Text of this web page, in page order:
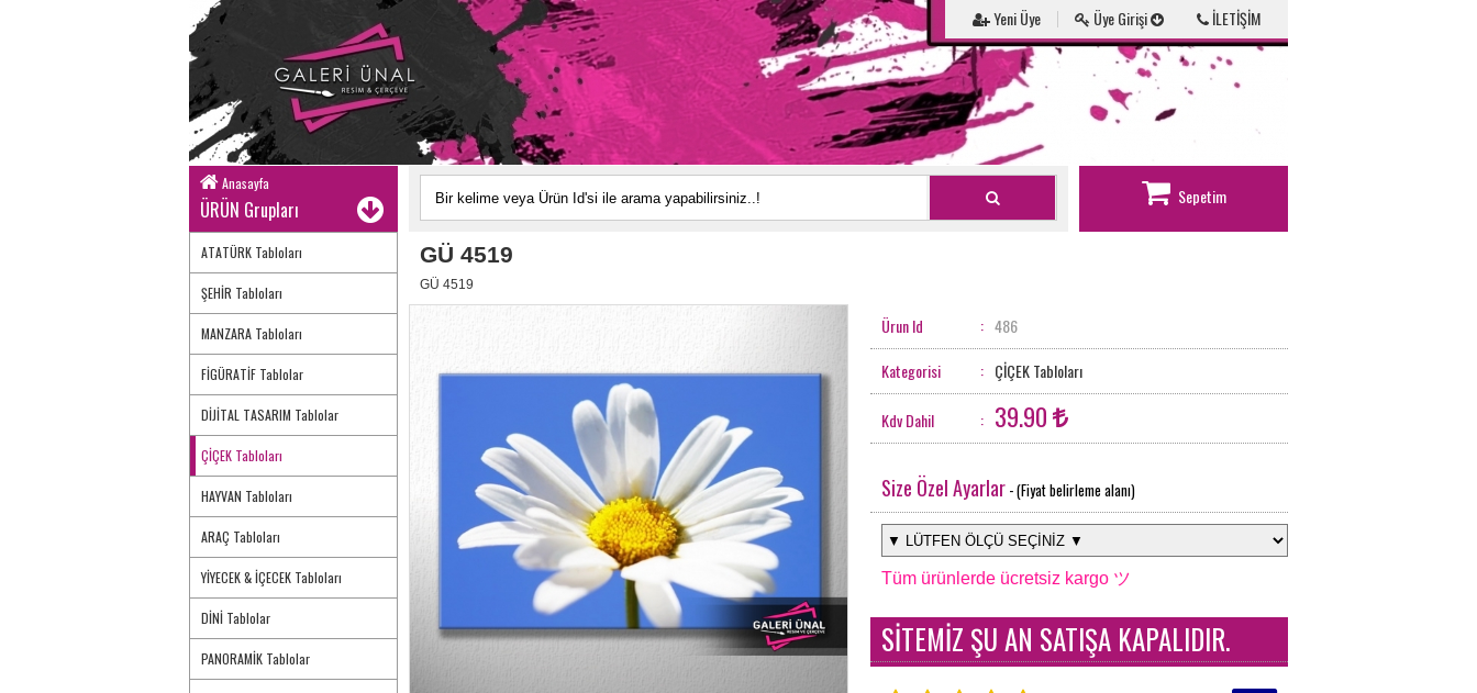
Yeni Üye Üye Girişi İLETİŞİM
Anasayfa
ÜRÜN Grupları
Sepetim
ATATÜRK Tabloları
ŞEHİR Tabloları
MANZARA Tabloları
FİGÜRATİF Tablolar
DİJİTAL TASARIM Tablolar
ÇİÇEK Tabloları
HAYVAN Tabloları
ARAÇ Tabloları
YİYECEK & İÇECEK Tabloları
DİNİ Tablolar
PANORAMİK Tablolar
GÜ 4519
GÜ 4519
Ürun Id : 486
Kategorisi
: ÇİÇEK Tabloları
Kdv Dahil : 39.90
Size Özel Ayarlar - (Fiyat belirleme alanı)
Tüm ürünlerde ücretsiz kargo ツ
SİTEMİZ ŞU AN SATIŞA KAPALIDIR.